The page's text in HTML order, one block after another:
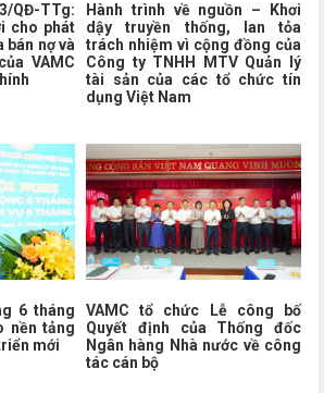
QĐ-TTg:
cho phát
nợ và
VAMC
Hành trình về nguồn – Khơi
dậy truyền thống, lan tỏa
trách nhiệm vì cộng đồng của
Công ty TNHH MTV Quản lý
tài sản của các tổ chức tín
dụng Việt Nam
6 tháng
nền tảng
mới
VAMC tổ chức Lễ công bố
Quyết định của Thống đốc
Ngân hàng Nhà nước về công
tác cán bộ